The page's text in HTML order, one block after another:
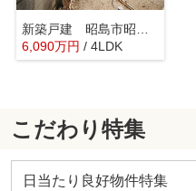
6,090万円 / 4LDK
こだわり特集
日当たり良好物件特集